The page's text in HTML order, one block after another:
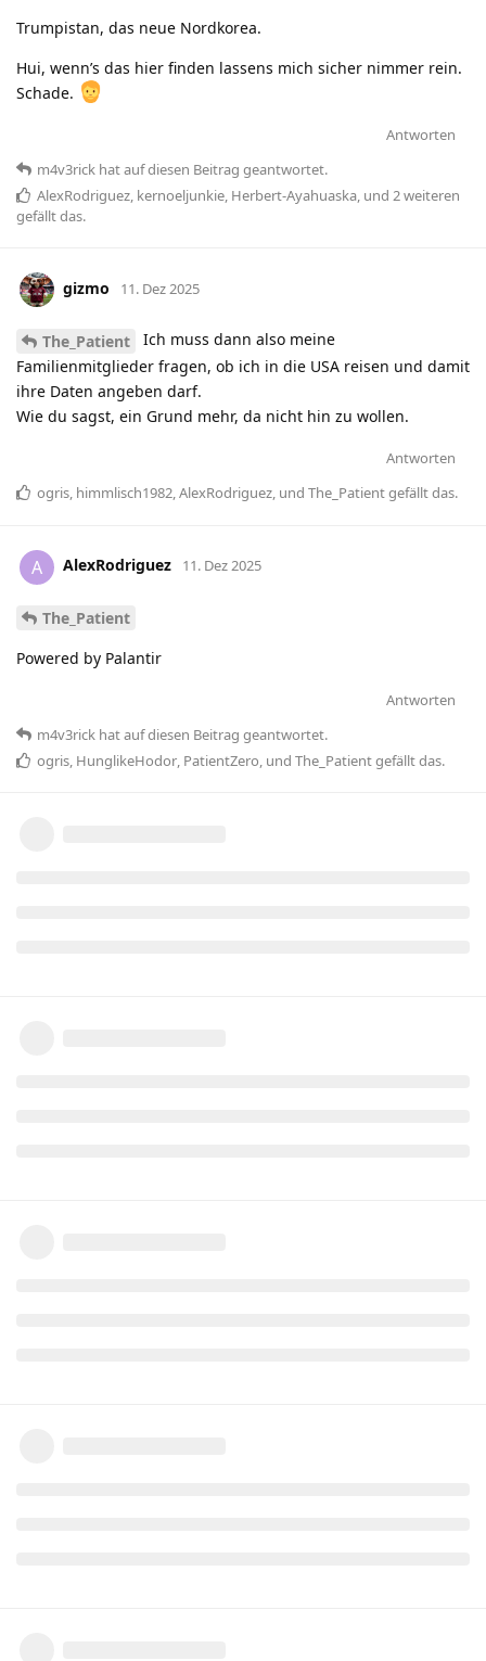
Trumpistan, das neue Nordkorea.
Hui, wenn’s das hier finden lassens mich sicher nimmer rein.
Schade.
Antworten
m4v3rick hatauf diesen Beitrag geantwortet.
AlexRodriguez, kernoeljunkie, Herbert-Ayahuaska, und 2weiteren
gefällt das.
gizmo 11. Dez 2025
The_Patient
Ich muss dann also meine
Familienmitglieder fragen, ob ich in die USA reisen und damit
ihre Daten angeben darf.
Wie du sagst, ein Grund mehr, da nicht hin zu wollen.
Antworten
ogris himmlisch1982 AlexRodriguez , und The_Patientgefällt das.
A AlexRodriguez 11. Dez 2025
The_Patient
Powered by Palantir
Antworten
m4v3rick hatauf diesen Beitrag geantwortet.
ogris, HunglikeHodor, PatientZero, und The_Patientgefällt das.